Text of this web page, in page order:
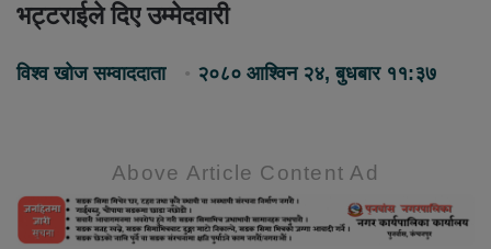
भट्टराईले दिए उम्मेदवारी
विश्व खोज सम्वाददाता २०८० आश्विन २४, बुधबार ११:३७
Above Article Content Ad